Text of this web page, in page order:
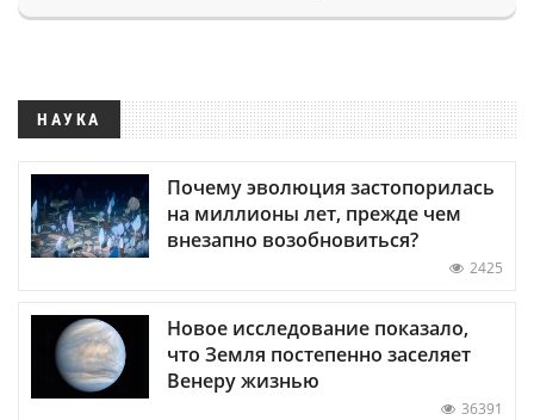
НАУКА
Почему эволюция застопорилась
на миллионы лет, прежде чем
внезапно возобновиться?
2425
Новое исследование показало,
что Земля постепенно заселяет
Венеру жизнью
36391